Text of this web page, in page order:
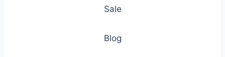
Sale
Blog